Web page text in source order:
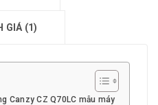
GIÁ (1)
Canzy CZ Q70LC mẫu máy